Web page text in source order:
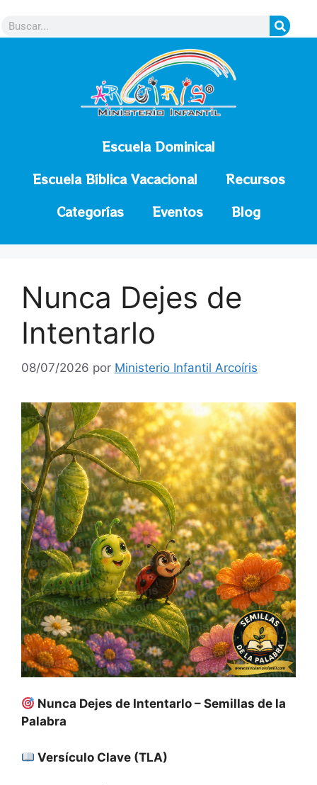
Escuela Dominical
Escuela Bíblica Vacacional
Recursos
Categorías
Eventos Blog
Nunca Dejes de
Intentarlo
08/07/2026 por Ministerio Infantil Arcoíris
Nunca Dejes de Intentarlo – Semillas de la
Palabra
Versículo Clave (TLA)